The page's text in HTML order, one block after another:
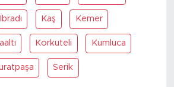
İbradı Kaş Kemer
Korkuteli Kumluca
Serik